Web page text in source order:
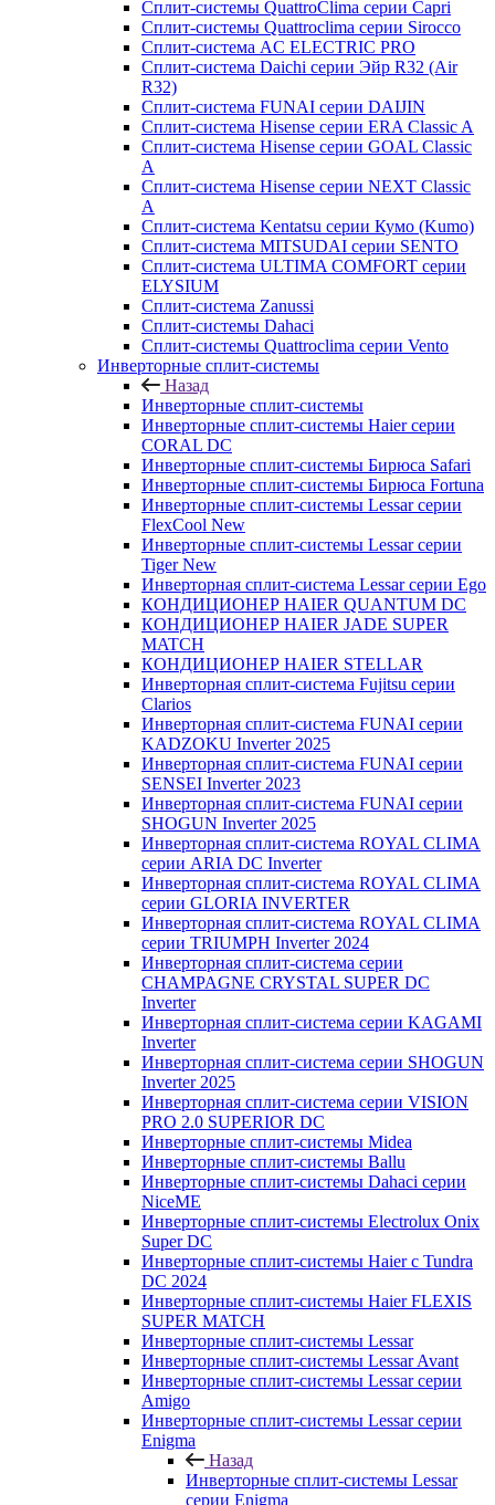
Сплит-системы QuattroClima серии Capri
Сплит-системы Quattroclima серии Sirocco
Сплит-система AC ELECTRIC PRO
Сплит-система Daichi серии Эйр R32 (Air
R32)
Сплит-система FUNAI серии DAIJIN
Сплит-система Hisense серии ERA Classic A
Сплит-система Hisense серии GOAL Classic
A
Сплит-система Hisense серии NEXT Classic
A
Сплит-система Kentatsu серии Кумо (Kumo)
Сплит-система MITSUDAI серии SENTO
Сплит-система ULTIMA COMFORT серии
ELYSIUM
Сплит-система Zanussi
Сплит-системы Dahaci
Сплит-системы Quattroclima серии Vento
Инверторные сплит-системы
Назад
Инверторные сплит-системы
Инверторные сплит-системы Haier серии
CORAL DC
Инверторные сплит-системы Бирюса Safari
Инверторные сплит-системы Бирюса Fortuna
Инверторные сплит-системы Lessar серии
FlexCool New
Инверторные сплит-системы Lessar серии
Tiger New
Инверторная сплит-система Lessar серии Ego
КОНДИЦИОНЕР HAIER QUANTUM DC
КОНДИЦИОНЕР HAIER JADE SUPER
MATCH
КОНДИЦИОНЕР HAIER STELLAR
Инверторная сплит-система Fujitsu серии
Clarios
Инверторная сплит-система FUNAI серии
KADZOKU Inverter 2025
Инверторная сплит-система FUNAI серии
SENSEI Inverter 2023
Инверторная сплит-система FUNAI серии
SHOGUN Inverter 2025
Инверторная сплит-система ROYAL CLIMA
серии ARIA DC Inverter
Инверторная сплит-система ROYAL CLIMA
серии GLORIA INVERTER
Инверторная сплит-система ROYAL CLIMA
серии TRIUMPH Inverter 2024
Инверторная сплит-система серии
CHAMPAGNE CRYSTAL SUPER DC
Inverter
Инверторная сплит-система серии KAGAMI
Inverter
Инверторная сплит-система серии SHOGUN
Inverter 2025
Инверторная сплит-система серии VISION
PRO 2.0 SUPERIOR DC
Инверторные сплит-системы Midea
Инверторные сплит-системы Ballu
Инверторные сплит-системы Dahaci серии
NiceME
Инверторные сплит-системы Electrolux Onix
Super DC
Инверторные сплит-системы Haier c Tundra
DC 2024
Инверторные сплит-системы Haier FLEXIS
SUPER MATCH
Инверторные сплит-системы Lessar
Инверторные сплит-системы Lessar Avant
Инверторные сплит-системы Lessar серии
Amigo
Инверторные сплит-системы Lessar серии
Enigma
Назад
Инверторные сплит-системы Lessar
серии Enigma